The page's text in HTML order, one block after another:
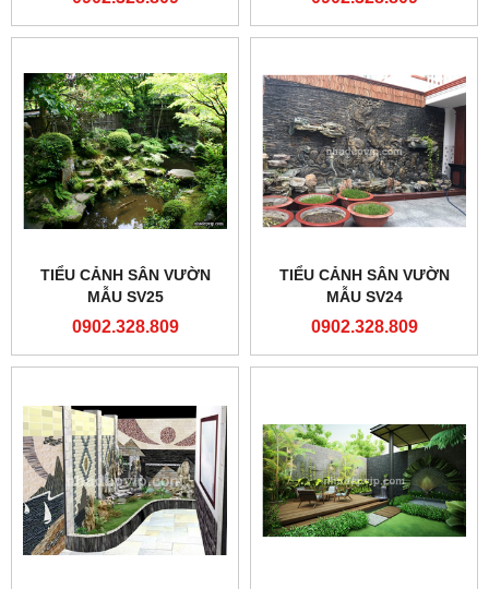
TIỂU CẢNH SÂN VƯỜN
MẪU SV25
0902.328.809
TIỂU CẢNH SÂN VƯỜN
MẪU SV24
0902.328.809